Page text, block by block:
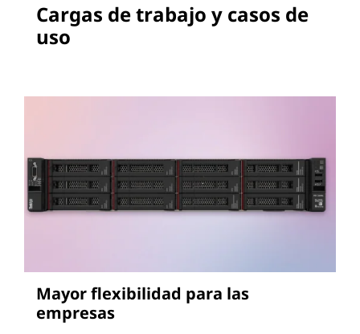
Cargas de trabajo y casos de
uso
Mayor flexibilidad para las
empresas